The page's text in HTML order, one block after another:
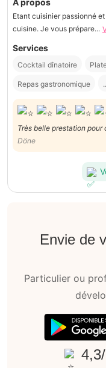
À propos
Etant cuisinier passionné
cuisine. Je vous prépare...
Services
Cocktail dînatoire
Repas gastronomique
Très belle prestation pour ces desserts surtout les macarons sont un
delice. Un grand merci
Döne
Envie de
Particulier ou